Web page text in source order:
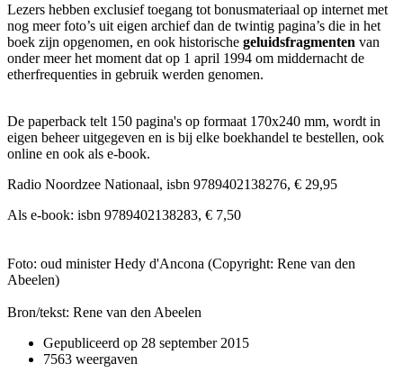
Lezers hebben exclusief toegang tot bonusmateriaal op internet met
nog meer foto’s uit eigen archief dan de twintig pagina’s die in het
boek zijn opgenomen, en ook historische geluidsfragmenten van
onder meer het moment dat op 1 april 1994 om middernacht de
etherfrequenties in gebruik werden genomen.
De paperback telt 150 pagina's op formaat 170x240 mm, wordt in
eigen beheer uitgegeven en is bij elke boekhandel te bestellen, ook
online en ook als e-book.
Radio Noordzee Nationaal, isbn 9789402138276, € 29,95
Als e-book: isbn 9789402138283, € 7,50
Foto: oud minister Hedy d'Ancona (Copyright: Rene van den
Abeelen)
Bron/tekst: Rene van den Abeelen
Gepubliceerd op 28 september 2015
7563 weergaven